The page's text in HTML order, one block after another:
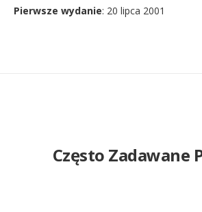
Pierwsze wydanie: 20 lipca 2001
Często Zadawane